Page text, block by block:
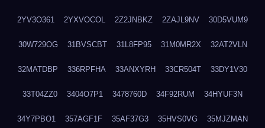
2YV3O361 2YXVOCOL 2Z2JNBKZ 2ZAJL9NV 30D5VUM9
30W729OG 31BVSCBT 31L8FP95 31M0MR2X 32AT2VLN
32MATDBP 336RPFHA 33ANXYRH 33CR504T 33DY1V30
33T04ZZ0 3404O7P1 3478760D 34F92RUM 34HYUF3N
34Y7PBO1 357AGF1F 35AF37G3 35HVS0VG 35MJZMAN